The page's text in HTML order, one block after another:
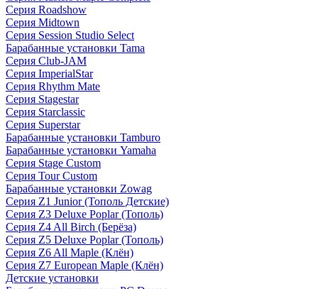
Серия Roadshow
Серия Midtown
Серия Session Studio Select
Барабанные установки Tama
Серия Club-JAM
Серия ImperialStar
Серия Rhythm Mate
Серия Stagestar
Серия Starclassic
Серия Superstar
Барабанные установки Tamburo
Барабанные установки Yamaha
Серия Stage Custom
Серия Tour Custom
Барабанные установки Zowag
Серия Z1 Junior (Тополь Детские)
Серия Z3 Deluxe Poplar (Тополь)
Серия Z4 All Birch (Берёза)
Серия Z5 Deluxe Poplar (Тополь)
Серия Z6 All Maple (Клён)
Серия Z7 European Maple (Клён)
Детские установки